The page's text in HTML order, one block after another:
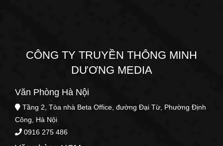
CÔNG TY TRUYỀN THÔNG MINH
DƯƠNG MEDIA
Văn Phòng Hà Nội
Tầng 2, Tòa nhà Beta Office, đường Đại Từ, Phường Định
Công, Hà Nội
0916 275 486